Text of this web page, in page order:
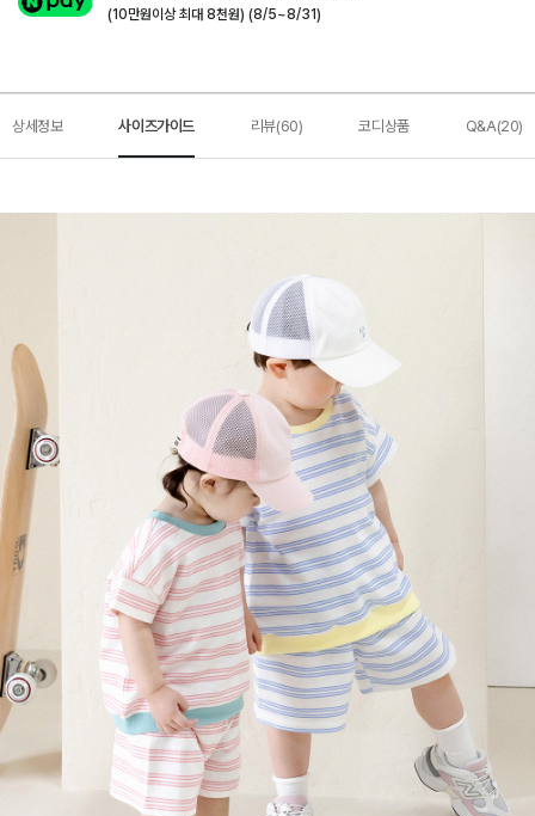
(10만원이상 최대 8천원) (8/5~8/31)
상세정보 사이즈가이드 리뷰(60) 코디상품 Q&A(20)